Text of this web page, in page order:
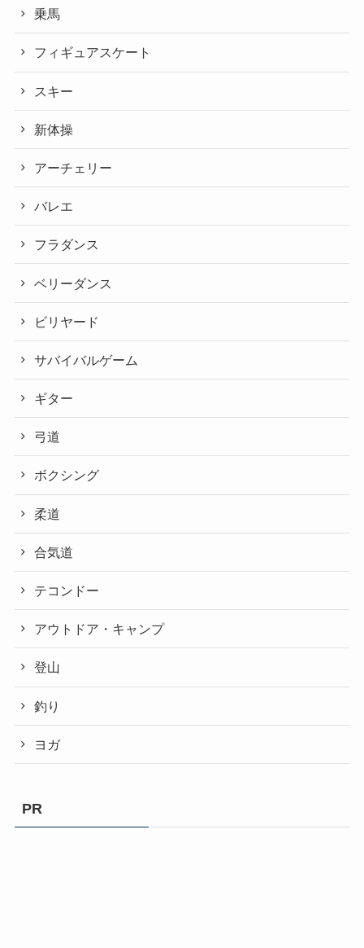
乗馬
フィギュアスケート
スキー
新体操
アーチェリー
バレエ
フラダンス
ベリーダンス
ビリヤード
サバイバルゲーム
ギター
弓道
ボクシング
柔道
合気道
テコンドー
アウトドア・キャンプ
登山
釣り
ヨガ
PR